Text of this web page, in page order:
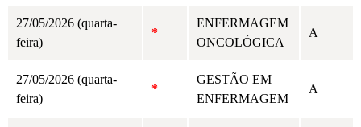
27/05/2026 (quarta-
feira)
*
ENFERMAGEM
ONCOLÓGICA
A
27/05/2026 (quarta-
feira)
*
GESTÃO EM
ENFERMAGEM
A